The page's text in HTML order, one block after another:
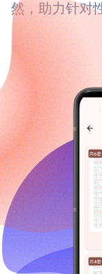
然，助力针对